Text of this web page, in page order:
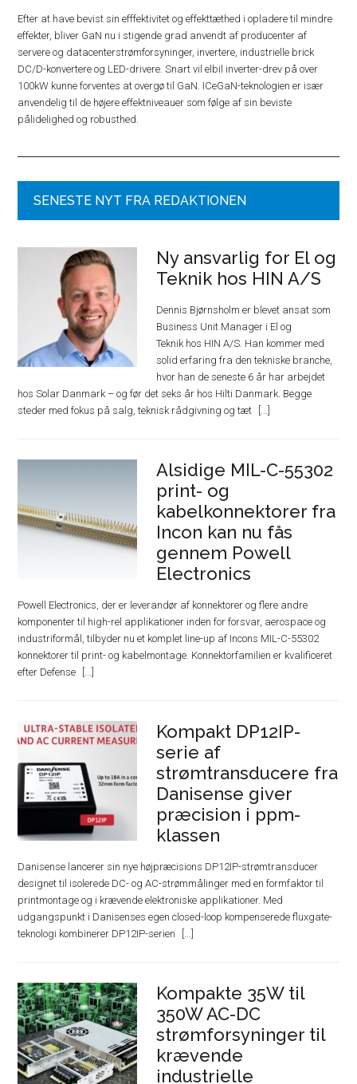
Efter at have bevist sin efffektivitet og effekttæthed i opladere til mindre
effekter, bliver GaN nu i stigende grad anvendt af producenter af
servere og datacenterstrømforsyninger, invertere, industrielle brick
DC/D-konvertere og LED-drivere. Snart vil elbil inverter-drev på over
100kW kunne forventes at overgø til GaN. ICeGaN-teknologien er især
anvendelig til de højere effektniveauer som følge af sin beviste
pålidelighed og robusthed.
SENESTE NYT FRA REDAKTIONEN
Ny ansvarlig for El og
Teknik hos HIN A/S
Dennis Bjørnsholm er blevet ansat som
Business Unit Manager i El og
Teknik hos HIN A/S. Han kommer med
solid erfaring fra den tekniske branche,
hvor han de seneste 6 år har arbejdet
hos Solar Danmark – og før det seks år hos Hilti Danmark. Begge
steder med fokus på salg, teknisk rådgivning og tæt
Alsidige MIL-C-55302
print- og
kabelkonnektorer fra
Incon kan nu fås
gennem Powell
Electronics
Powell Electronics, der er leverandør af konnektorer og flere andre
komponenter til high-rel applikationer inden for forsvar, aerospace og
industriformål, tilbyder nu et komplet line-up af Incons MIL-C-55302
konnektorer til print- og kabelmontage. Konnektorfamilien er kvalificeret
efter Defense
Kompakt DP12IP-
serie af
strømtransducere fra
Danisense giver
præcision i ppm-
klassen
Danisense lancerer sin nye højpræcisions DP12IP-strømtransducer
designet til isolerede DC- og AC-strømmålinger med en formfaktor til
printmontage og i krævende elektroniske applikationer. Med
udgangspunkt i Danisenses egen closed-loop kompenserede fluxgate-
teknologi kombinerer DP12IP-serien
Kompakte 35W til
350W AC-DC
strømforsyninger til
krævende
industrielle